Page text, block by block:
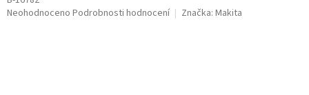
Průměrné
Neohodnoceno Podrobnosti hodnocení Značka: Makita